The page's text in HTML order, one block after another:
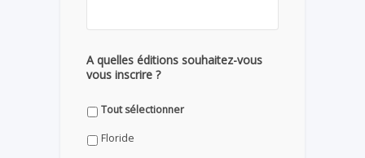
A quelles éditions souhaitez-vous
vous inscrire ?
Tout sélectionner
Floride